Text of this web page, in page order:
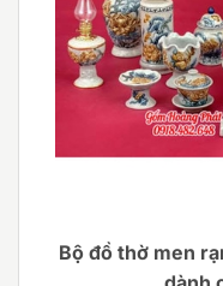
Bộ đồ thờ men